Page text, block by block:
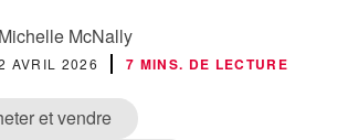
Michelle McNally
AVRIL 2026 7 MINS. DE LECTURE
et vendre